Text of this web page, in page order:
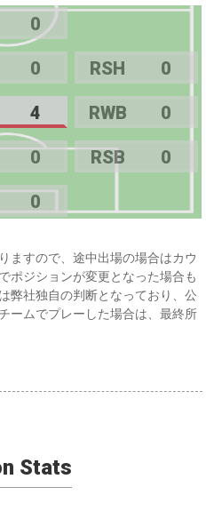
0
0 RSH 0
4 RWB 0
0 RSB 0
0
ますので、途中出場の場合はカウ
ポジションが変更となった場合も
弊社独自の判断となっており、公
ームでプレーした場合は、最終所
Stats